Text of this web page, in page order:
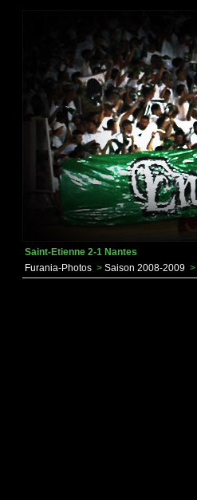
Saint-Etienne 2-1 Nantes
Furania-Photos > Saison 2008-2009 >